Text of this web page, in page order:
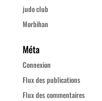
judo club
Morbihan
Méta
Connexion
Flux des publications
Flux des commentaires